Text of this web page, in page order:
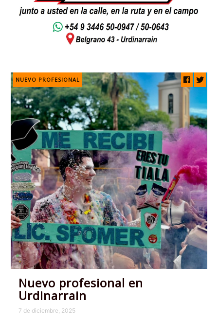
NUEVO PROFESIONAL
Nuevo profesional en
Urdinarrain
7 de diciembre, 2025